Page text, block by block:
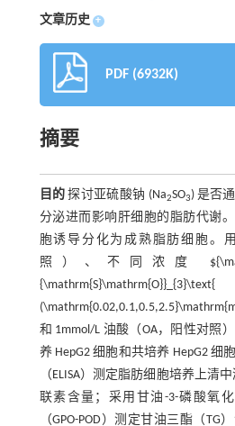
文章历史 +
PDF (6932K)
摘要
目的 探讨亚硫酸钠 (Na2SO3) 是否
分泌进而影响肝细胞的脂肪代谢。
胞诱导分化为成熟脂肪细胞。
照）、不同浓度
和 1mmol/L 油酸（OA，阳性对照
养 HepG2 细胞和共培养 HepG2 细
（ELISA）测定脂肪细胞培养上清
联素含量；采用甘油-3-磷酸氧
（GPO-POD）测定甘油三酯（